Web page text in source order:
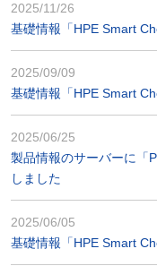
2025/11/26
基礎情報「HPE Smart
2025/09/09
基礎情報「HPE Smart
2025/06/25
製品情報のサーバーに「
しました
2025/06/05
基礎情報「HPE Smart